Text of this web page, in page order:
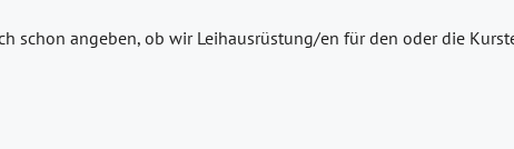
schon angeben, ob wir Leihausrüstung/en für den oder die